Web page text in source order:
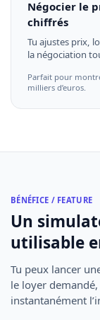
Négocier le
chiffrés
Tu ajustes prix,
la négociation
Parfait pour
milliers d’euros.
BÉNÉFICE / FEATURE
Un
utilisable
Tu peux lancer
le loyer
instantanément